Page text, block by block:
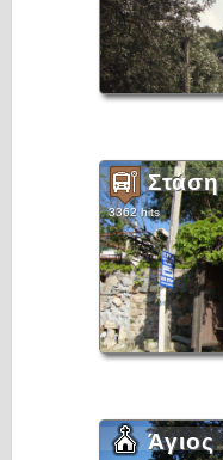
3362 hits
Άγιος